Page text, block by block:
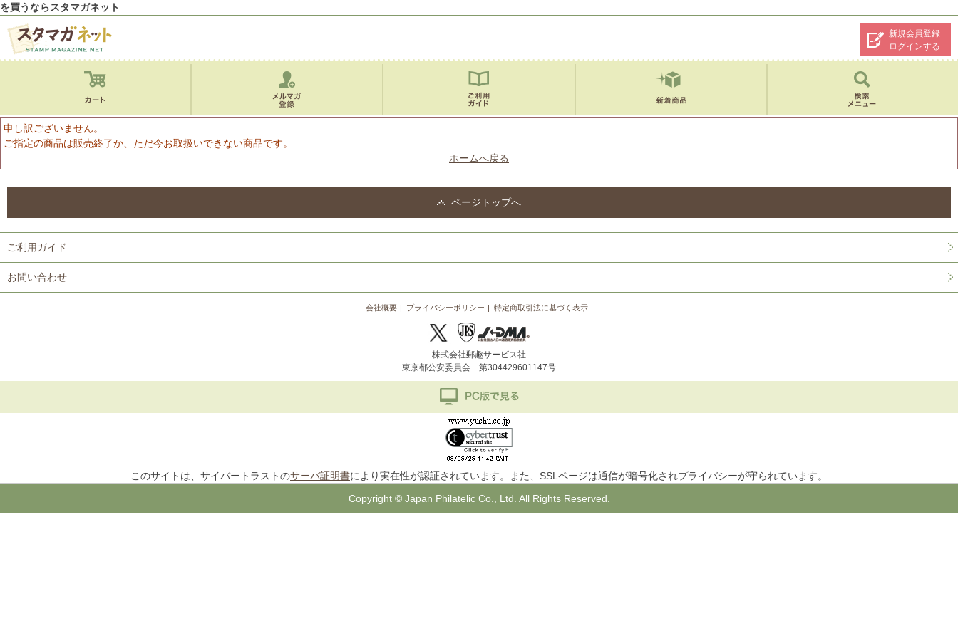
を買うならスタマガネット
新規会員登録
ログインする
申し訳ございません。
ご指定の商品は販売終了か、ただ今お取扱いできない商品です。
ホームへ戻る
ページトップへ
ご利用ガイド
お問い合わせ
会社概要 プライバシーポリシー 特定商取引法に基づく表示
株式会社郵趣サービス社
東京都公安委員会 第304429601147号
このサイトは、サイバートラストのサーバ証明書により実在性が認証されています。また、SSLページは通信が暗号化されプライバシーが守られています。
Copyright © Japan Philatelic Co., Ltd. All Rights Reserved.